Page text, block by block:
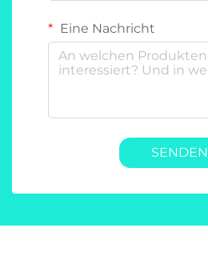
Eine Nachricht
SENDEN